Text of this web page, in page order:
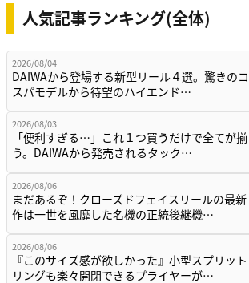
人気記事ランキング(全体)
2026/08/04
DAIWAから登場する新型リール４選。驚きのコ
スパモデルから待望のハイエンド…
2026/08/03
「便利すぎる…」これ１つ買うだけで全てが揃
う。DAIWAから発売されるタック…
2026/08/06
まだあるぞ！クローズドフェイスリールの最新
作は一世を風靡した名機の正統後継機…
2026/08/06
『このサイズ感が欲しかった』小型スプリット
リングも楽々開閉できるプライヤーが…